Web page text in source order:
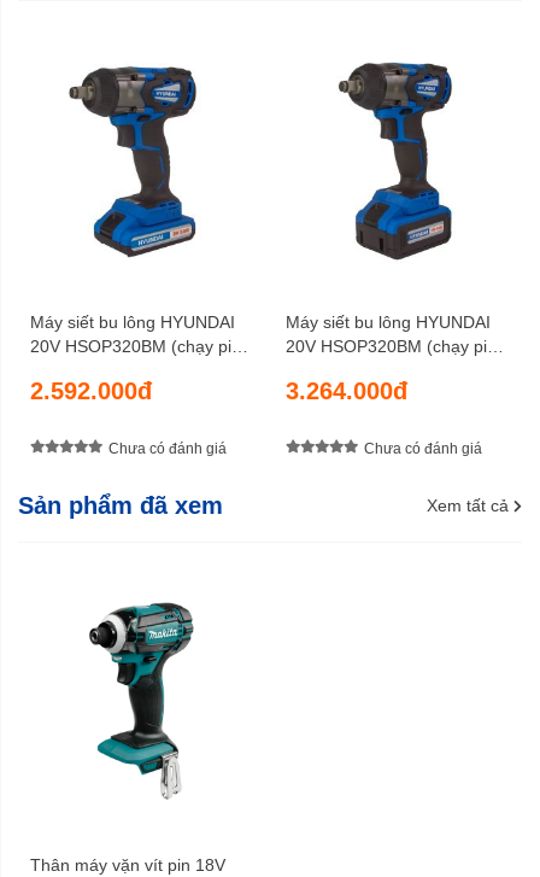
Máy siết bu lông HYUNDAI
20V HSOP320BM (chạy pin
2.592.000đ
Chưa có đánh giá
Máy siết bu lông HYUNDAI
20V HSOP320BM (chạy pin
3.264.000đ
Chưa có đánh giá
Sản phẩm đã xem Xem tất cả
Thân máy vặn vít pin 18V